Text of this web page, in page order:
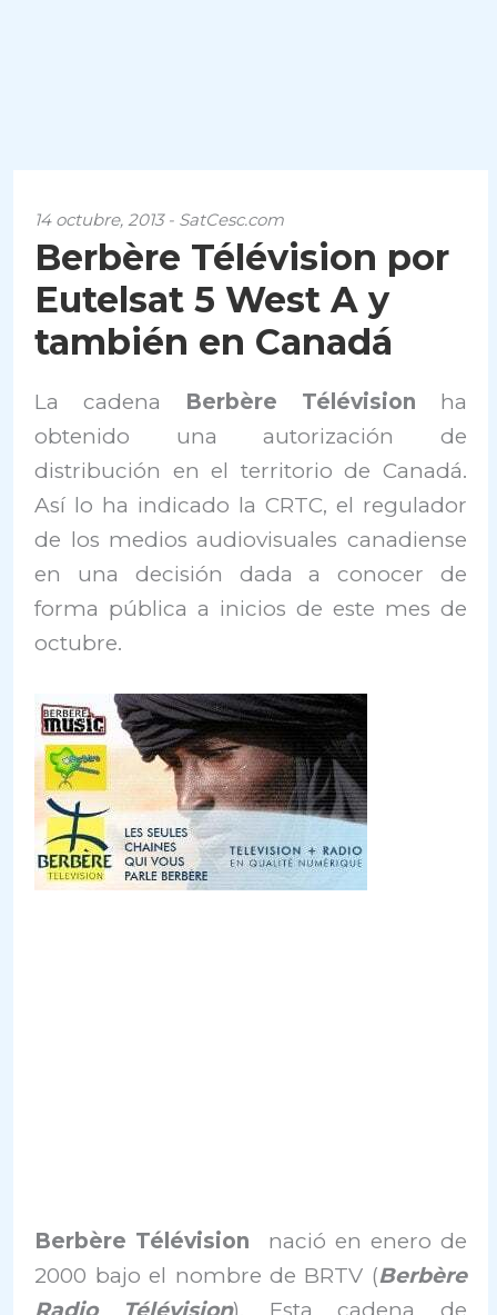
14 octubre, 2013 - SatCesc.com
Berbère Télévision por
Eutelsat 5 West A y
también en Canadá
La cadena Berbère Télévision ha
obtenido una autorización de
distribución en el territorio de Canadá.
Así lo ha indicado la CRTC, el regulador
de los medios audiovisuales canadiense
en una decisión dada a conocer de
forma pública a inicios de este mes de
octubre.
Berbère Télévision nació en enero de
2000 bajo el nombre de BRTV (Berbère
Radio Télévision). Esta cadena de